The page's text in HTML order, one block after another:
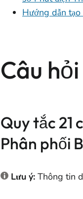
Hướng dẫn
Câu
Quy tắc 21
Phân phối
Lưu ý: Thông tin